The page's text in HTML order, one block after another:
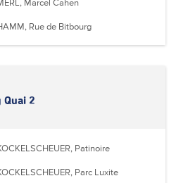
Marcel Cahen
Rue de Bitbourg
Quai 2
Patinoire
Parc Luxite